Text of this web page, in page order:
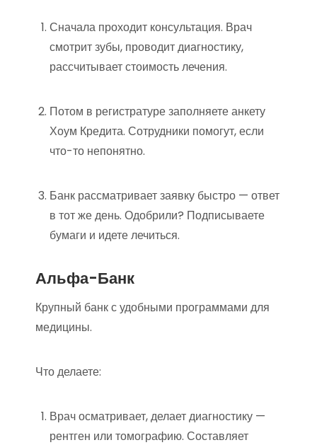
Сначала проходит консультация. Врач
смотрит зубы, проводит диагностику,
рассчитывает стоимость лечения.
Потом в регистратуре заполняете анкету
Хоум Кредита. Сотрудники помогут, если
что-то непонятно.
Банк рассматривает заявку быстро — ответ
в тот же день. Одобрили? Подписываете
бумаги и идете лечиться.
Альфа-Банк
Крупный банк с удобными программами для
медицины.
Что делаете:
Врач осматривает, делает диагностику —
рентген или томографию. Составляет